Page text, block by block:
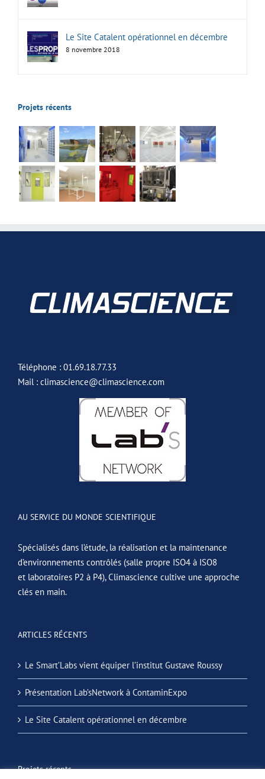
Le Site Catalent opérationnel en décembre
8 novembre 2018
Projets récents
Téléphone : 01.69.18.77.33
Mail : climascience@climascience.com
AU SERVICE DU MONDE SCIENTIFIQUE
Spécialisés dans l’étude, la réalisation et la maintenance
d’environnements contrôlés (salle propre ISO4 à ISO8
et laboratoires P2 à P4), Climascience cultive une approche
clés en main.
ARTICLES RÉCENTS
Le Smart’Labs vient équiper l’institut Gustave Roussy
Présentation Lab’sNetwork à ContaminExpo
Le Site Catalent opérationnel en décembre
Projets récents